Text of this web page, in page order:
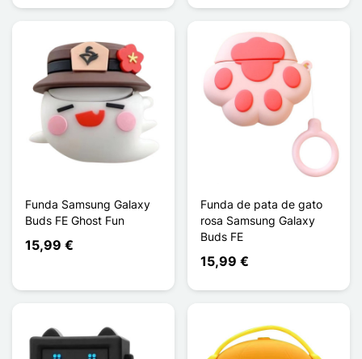
Funda Samsung Galaxy
Buds FE Ghost Fun
15,99 €
Funda de pata de gato
rosa Samsung Galaxy
Buds FE
15,99 €